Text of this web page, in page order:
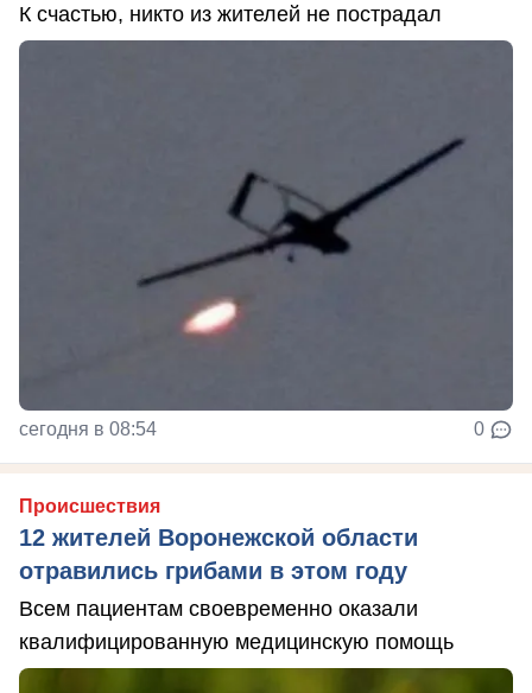
К счастью, никто из жителей не пострадал
сегодня в 08:54 0
Происшествия
12 жителей Воронежской области
отравились грибами в этом году
Всем пациентам своевременно оказали
квалифицированную медицинскую помощь